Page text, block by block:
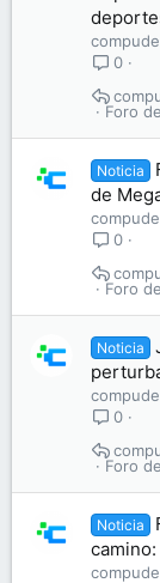
0
Foro
Noticia
de
0
Foro
Noticia
0
Foro
Noticia